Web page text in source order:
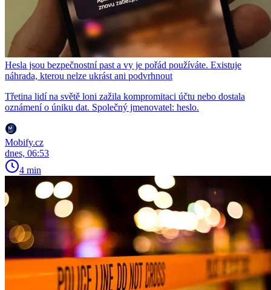
Hesla jsou bezpečnostní past a vy je pořád používáte. Existuje
náhrada, kterou nelze ukrást ani podvrhnout
Třetina lidí na světě loni zažila kompromitaci účtu nebo dostala
oznámení o úniku dat. Společný jmenovatel: heslo.
Mobify.cz
dnes, 06:53
4 min